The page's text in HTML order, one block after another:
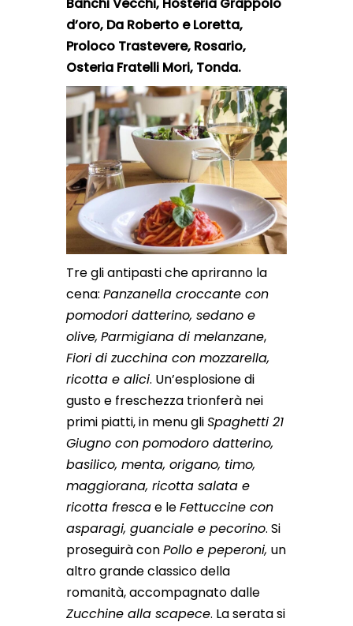
Banchi Vecchi, Hosteria Grappolo
d’oro, Da Roberto e Loretta,
Proloco Trastevere, Rosario,
Osteria Fratelli Mori, Tonda.
Tre gli antipasti che apriranno la
cena: Panzanella croccante con
pomodori datterino, sedano e
olive, Parmigiana di melanzane,
Fiori di zucchina con mozzarella,
ricotta e alici. Un’esplosione di
gusto e freschezza trionferà nei
primi piatti, in menu gliSpaghetti 21
Giugno con pomodoro datterino,
basilico, menta, origano, timo,
maggiorana, ricotta salata e
ricotta frescae leFettuccine con
asparagi, guanciale e pecorino. Si
proseguirà conPollo e peperoni, un
altro grande classico della
romanità, accompagnato dalle
Zucchine alla scapece. La serata si